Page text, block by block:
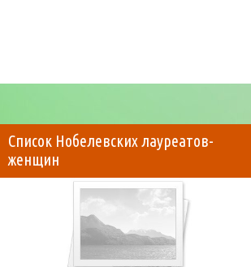
Список Нобелевских лауреатов-
женщин